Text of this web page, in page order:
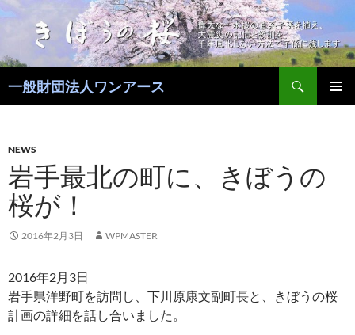
コ
ン
ツ
へ
プ
一般財団法人ワンアース
NEWS
岩手最北の町に、きぼうの
桜が！
2016年2月3日 WPMASTER
2016年2月3日
岩手県洋野町を訪問し、下川原康文副町長と、きぼうの桜
計画の詳細を話し合いました。